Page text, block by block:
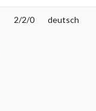
2/2/0 deutsch